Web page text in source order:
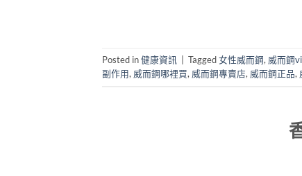
Posted in健康資訊 Tagged女性威而鋼, 威而鋼
副作用, 威而鋼哪裡買, 威而鋼專賣店, 威而鋼正品,